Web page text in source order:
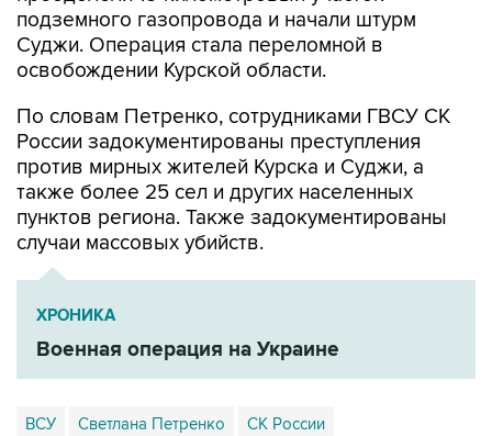
подземного газопровода и начали штурм
Суджи. Операция стала переломной в
освобождении Курской области.
По словам Петренко, сотрудниками ГВСУ СК
России задокументированы преступления
против мирных жителей Курска и Суджи, а
также более 25 сел и других населенных
пунктов региона. Также задокументированы
случаи массовых убийств.
ХРОНИКА
Военная операция на Украине
ВСУ Светлана Петренко СК России